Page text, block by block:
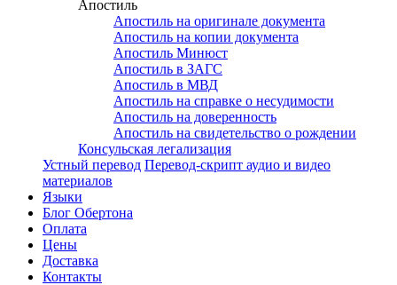
Апостиль
Апостиль на оригинале документа
Апостиль на копии документа
Апостиль Минюст
Апостиль в ЗАГС
Апостиль в МВД
Апостиль на справке о несудимости
Апостиль на доверенность
Апостиль на свидетельство о рождении
Консульская легализация
Устный перевод Перевод-скрипт аудио и видео
материалов
Языки
Блог Обертона
Оплата
Цены
Доставка
Контакты